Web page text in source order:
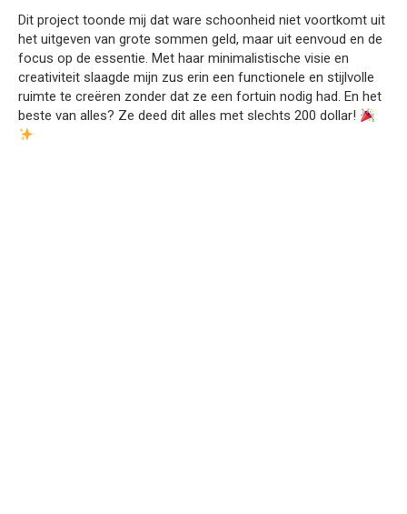
Dit project toonde mij dat ware schoonheid niet voortkomt uit
het uitgeven van grote sommen geld, maar uit eenvoud en de
focus op de essentie. Met haar minimalistische visie en
creativiteit slaagde mijn zus erin een functionele en stijlvolle
ruimte te creëren zonder dat ze een fortuin nodig had. En het
beste van alles? Ze deed dit alles met slechts 200 dollar!